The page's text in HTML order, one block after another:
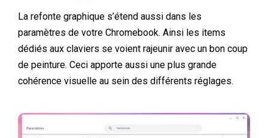
La refonte graphique s’étend aussi dans les
paramètres de votre Chromebook. Ainsi les items
dédiés aux claviers se voient rajeunir avec un bon coup
de peinture. Ceci apporte aussi une plus grande
cohérence visuelle au sein des différents réglages.